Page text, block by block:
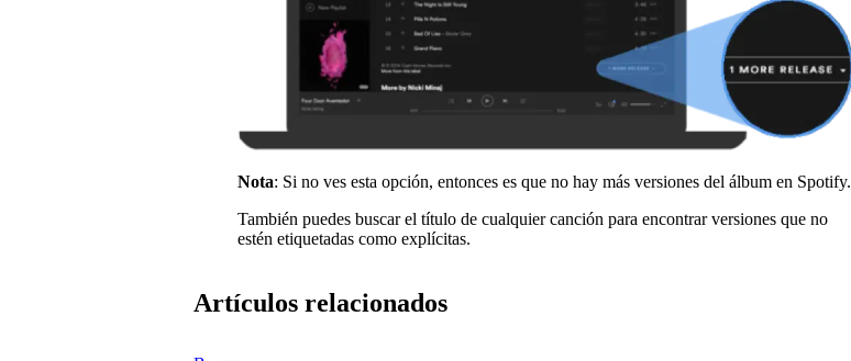
Nota: Si no ves esta opción, entonces es que no hay más versiones del álbum en Spotify.
También puedes buscar el título de cualquier canción para encontrar versiones que no
estén etiquetadas como explícitas.
Artículos relacionados